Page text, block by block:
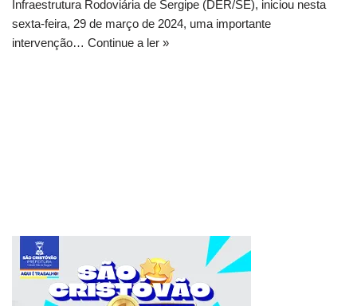
Infraestrutura Rodoviária de Sergipe (DER/SE), iniciou nesta
sexta-feira, 29 de março de 2024, uma importante
intervenção… Continue a ler »